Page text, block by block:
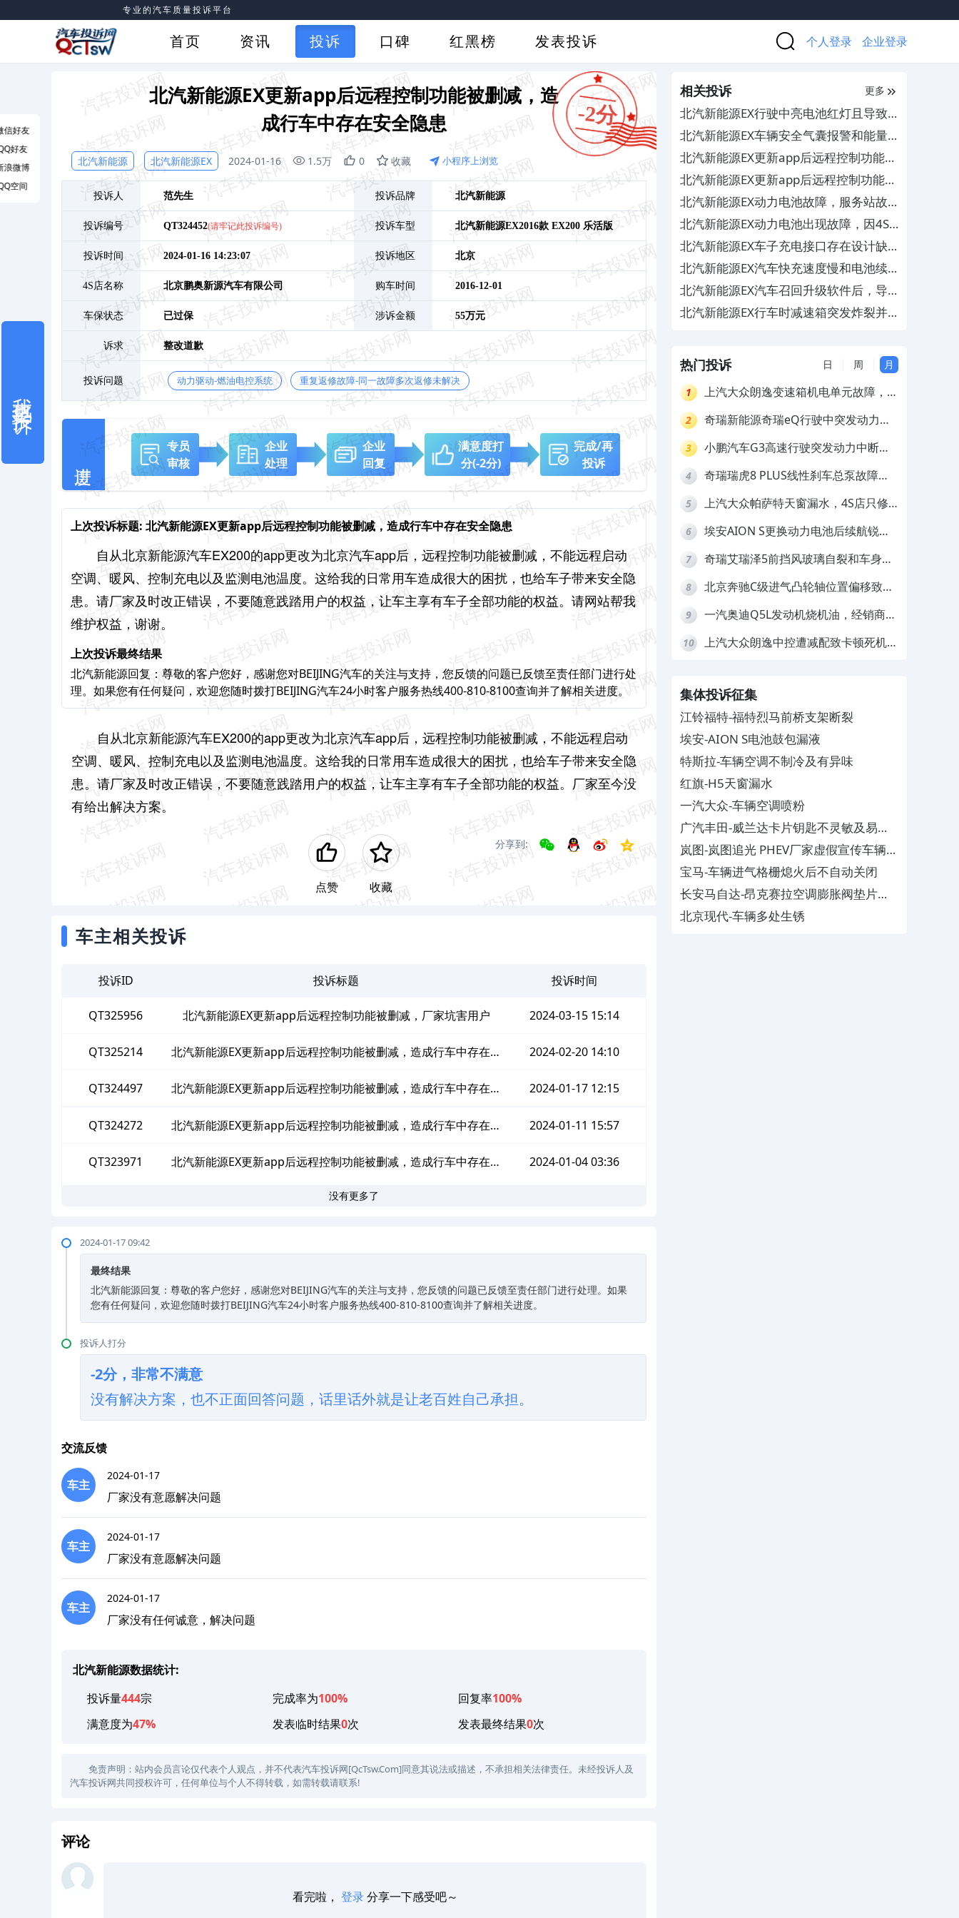
专业的汽车质量投诉平台
首页 资讯 投诉 口碑 红黑榜 发表投诉 个人登录 企业登录
-2分
北汽新能源EX更新app后远程控制功能被删减，造
成行车中存在安全隐患
北汽新能源 北汽新能源EX 2024-01-16 1.5万 0 收藏 小程序上浏览
投诉人 范先生 投诉品牌 北汽新能源
投诉编号 QT324452(请牢记此投诉编号) 投诉车型 北汽新能源EX2016款 EX200 乐活版
投诉时间 2024-01-16 14:23:07 投诉地区 北京
4S店名称 北京鹏奥新源汽车有限公司 购车时间 2016-12-01
车保状态 已过保 涉诉金额 55万元
诉求 整改道歉
投诉问题 动力驱动-燃油电控系统 重复返修故障-同一故障多次返修未解决
专员
审核
企业
处理
企业
回复
满意度打
分(-2分)
完成/再
投诉
上次投诉标题: 北汽新能源EX更新app后远程控制功能被删减，造成行车中存在安全隐患
自从北京新能源汽车EX200的app更改为北京汽车app后，远程控制功能被删减，不能远程启动
空调、暖风、控制充电以及监测电池温度。这给我的日常用车造成很大的困扰，也给车子带来安全隐
患。请厂家及时改正错误，不要随意践踏用户的权益，让车主享有车子全部功能的权益。请网站帮我
维护权益，谢谢。
上次投诉最终结果
北汽新能源回复：尊敬的客户您好，感谢您对BEIJING汽车的关注与支持，您反馈的问题已反馈至责任部门进行处
理。如果您有任何疑问，欢迎您随时拨打BEIJING汽车24小时客户服务热线400-810-8100查询并了解相关进度。
自从北京新能源汽车EX200的app更改为北京汽车app后，远程控制功能被删减，不能远程启动
空调、暖风、控制充电以及监测电池温度。这给我的日常用车造成很大的困扰，也给车子带来安全隐
患。请厂家及时改正错误，不要随意践踏用户的权益，让车主享有车子全部功能的权益。厂家至今没
有给出解决方案。
点赞 收藏
分享到:
车主相关投诉
投诉ID 投诉标题 投诉时间
QT325956 北汽新能源EX更新app后远程控制功能被删减，厂家坑害用户 2024-03-15 15:14
QT325214 北汽新能源EX更新app后远程控制功能被删减，造成行车中存在安
全隐患
2024-02-20 14:10
QT324497 北汽新能源EX更新app后远程控制功能被删减，造成行车中存在安
全隐患
2024-01-17 12:15
QT324272 北汽新能源EX更新app后远程控制功能被删减，造成行车中存在安
全隐患
2024-01-11 15:57
QT323971 北汽新能源EX更新app后远程控制功能被删减，造成行车中存在安
全隐患
2024-01-04 03:36
没有更多了
2024-01-17 09:42
最终结果
北汽新能源回复：尊敬的客户您好，感谢您对BEIJING汽车的关注与支持，您反馈的问题已反馈至责任部门进行处理。如果
您有任何疑问，欢迎您随时拨打BEIJING汽车24小时客户服务热线400-810-8100查询并了解相关进度。
投诉人打分
-2分，非常不满意
没有解决方案，也不正面回答问题，话里话外就是让老百姓自己承担。
交流反馈
车主
2024-01-17
厂家没有意愿解决问题
车主
2024-01-17
厂家没有意愿解决问题
车主
2024-01-17
厂家没有任何诚意，解决问题
北汽新能源数据统计:
投诉量444宗 完成率为100% 回复率100%
满意度为47% 发表临时结果0次 发表最终结果0次
免责声明：站内会员言论仅代表个人观点，并不代表汽车投诉网[QcTsw.Com]同意其说法或描述，不承担相关法律责任。未经投诉人及
汽车投诉网共同授权许可，任何单位与个人不得转载，如需转载请联系!
评论
看完啦， 登录分享一下感受吧～
相关投诉 更多
北汽新能源EX行驶中亮电池红灯且导致
电池衰减严重，4S店多次维修无果
北汽新能源EX车辆安全气囊报警和能量
回收无法调节及刹车故障，厂家不予索赔
北汽新能源EX更新app后远程控制功能被
删减，造成行车中存在安全隐患
北汽新能源EX更新app后远程控制功能被
删减，造成行车中存在安全隐患
北汽新能源EX动力电池故障，服务站故
意拖延维修时间且拒不提供维修单
北汽新能源EX动力电池出现故障，因4S
店缺配件导致汽车无法维修
北汽新能源EX车子充电接口存在设计缺
陷问题，且维修费用极高
北汽新能源EX汽车快充速度慢和电池续
航能力低，要求厂家给予解决
北汽新能源EX汽车召回升级软件后，导
致续航严重不足和快充速度受限
北汽新能源EX行车时减速箱突发炸裂并
热门投诉 日 周 月
1
上汽大众朗逸变速箱机电单元故障，厂
2
奇瑞新能源奇瑞eQ行驶中突发动力受
拒绝三电质保
3
小鹏汽车G3高速行驶突发动力中断，
4
奇瑞瑞虎8 PLUS线性刹车总泵故障，
5
上汽大众帕萨特天窗漏水，4S店只修
6
埃安AION S更换动力电池后续航锐
7
奇瑞艾瑞泽5前挡风玻璃自裂和车身多
8
北京奔驰C级进气凸轮轴位置偏移致发
9
一汽奥迪Q5L发动机烧机油，经销商推
10
上汽大众朗逸中控遭减配致卡顿死机，
集体投诉征集
江铃福特-福特烈马前桥支架断裂
埃安-AION S电池鼓包漏液
特斯拉-车辆空调不制冷及有异味
红旗-H5天窗漏水
一汽大众-车辆空调喷粉
广汽丰田-威兰达卡片钥匙不灵敏及易消
磁
岚图-岚图追光 PHEV厂家虚假宣传车辆配
置与功能
宝马-车辆进气格栅熄火后不自动关闭
长安马自达-昂克赛拉空调膨胀阀垫片生
锈
北京现代-车辆多处生锈
信好友
好友
浪微博
空间